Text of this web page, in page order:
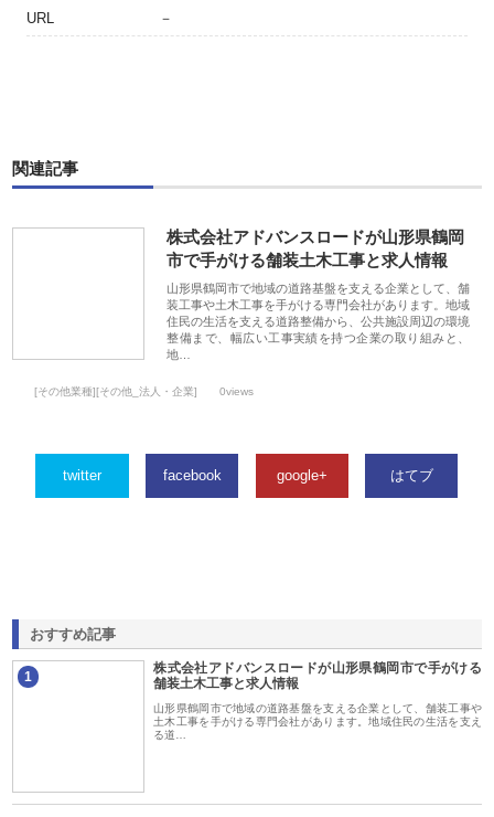
URL －
関連記事
株式会社アドバンスロードが山形県鶴岡
市で手がける舗装土木工事と求人情報
山形県鶴岡市で地域の道路基盤を支える企業として、舗
装工事や土木工事を手がける専門会社があります。地域
住民の生活を支える道路整備から、公共施設周辺の環境
整備まで、幅広い工事実績を持つ企業の取り組みと、
地…
[その他業種][その他_法人・企業] 0views
twitter facebook google+ はてブ
おすすめ記事
1
株式会社アドバンスロードが山形県鶴岡市で手がける
舗装土木工事と求人情報
山形県鶴岡市で地域の道路基盤を支える企業として、舗装工事や
土木工事を手がける専門会社があります。地域住民の生活を支え
る道…